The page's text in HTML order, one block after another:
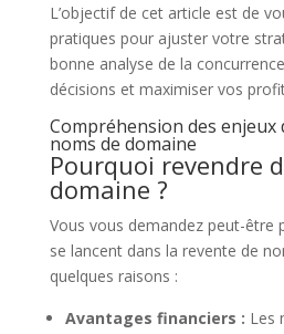
L’objectif de cet article est de
pratiques pour ajuster votre
bonne analyse de la
décisions et maximiser vos
Compréhension des enjeux
noms de domaine
Pourquoi revendre
domaine ?
Vous vous demandez peut-être
se lancent dans la revente de
quelques raisons :
Avantages financiers : Les